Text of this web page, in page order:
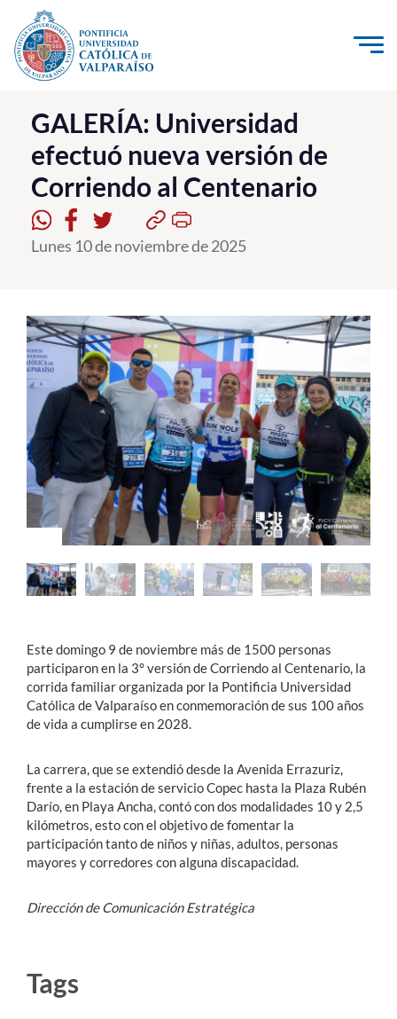
Click acá para ir directamente al contenido
La Universidad
Investigación, Creación e Innovación
PUCV Internacional
Vinculación con el Medio
Pregrado
Postgrado
Formación Continua
Estudiantes
Académicos
Funcionarios
Alumni
GALERÍA: Universidad
efectuó nueva versión de
Corriendo al Centenario
Lunes 10 de noviembre de 2025
Este domingo 9 de noviembre más de 1500 personas
participaron en la 3° versión de Corriendo al Centenario, la
corrida familiar organizada por la Pontificia Universidad
Católica de Valparaíso en conmemoración de sus 100 años
de vida a cumplirse en 2028.
La carrera, que se extendió desde la Avenida Errazuriz,
frente a la estación de servicio Copec hasta la Plaza Rubén
Darío, en Playa Ancha, contó con dos modalidades 10 y 2,5
kilómetros, esto con el objetivo de fomentar la
participación tanto de niños y niñas, adultos, personas
mayores y corredores con alguna discapacidad.
Dirección de Comunicación Estratégica
Tags